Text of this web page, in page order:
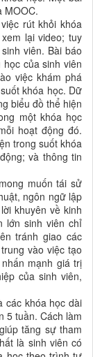
MOOC.
rút khỏi khóa
lại video; tuy
viên. Bài báo
của sinh viên
việc khám phá
khóa học. Dữ
biểu đồ thể hiện
một khóa học
hoạt động đó.
trong suốt khóa
và thông tin
muốn tái sử
ngôn ngữ lập
khuyên về kinh
lớn sinh viên chỉ
tránh giao các
vào việc tạo
mạnh giá trị
của sinh viên,
các khóa học dài
5 tuần. Cách làm
tăng sự tham
là sinh viên có